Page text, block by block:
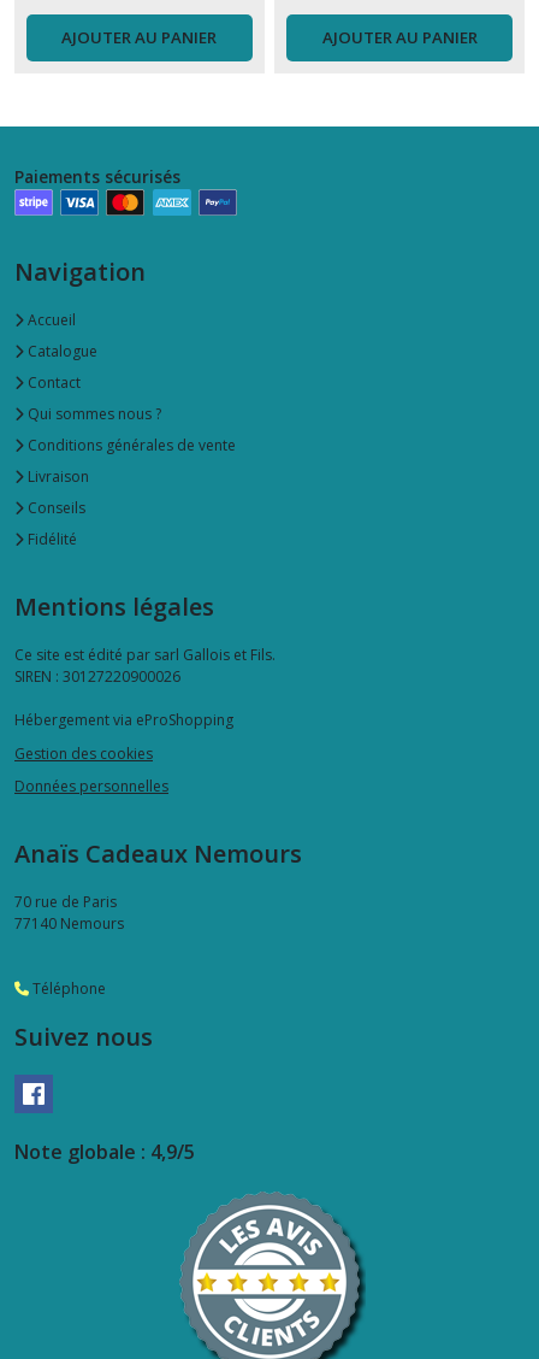
AJOUTER AU PANIER AJOUTER AU PANIER
Paiements sécurisés
Navigation
Accueil
Catalogue
Contact
Qui sommes nous ?
Conditions générales de vente
Livraison
Conseils
Fidélité
Mentions légales
Ce site est édité par sarl Gallois et Fils.
SIREN : 30127220900026
Hébergement via eProShopping
Gestion des cookies
Données personnelles
Anaïs Cadeaux Nemours
70 rue de Paris
77140 Nemours
Téléphone
Suivez nous
Note globale : 4,9/5